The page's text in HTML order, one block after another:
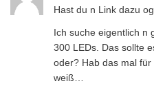
Hast du n Link dazu
Ich suche eigentlich n
300 LEDs. Das sollte
oder? Hab das mal
weiß…